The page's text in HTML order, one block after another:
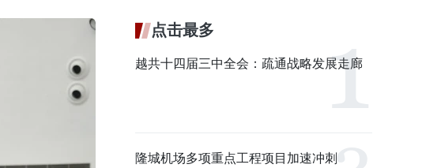
点击最多
越共十四届三中全会：疏通战略发展走廊
隆城机场多项重点工程项目加速冲刺